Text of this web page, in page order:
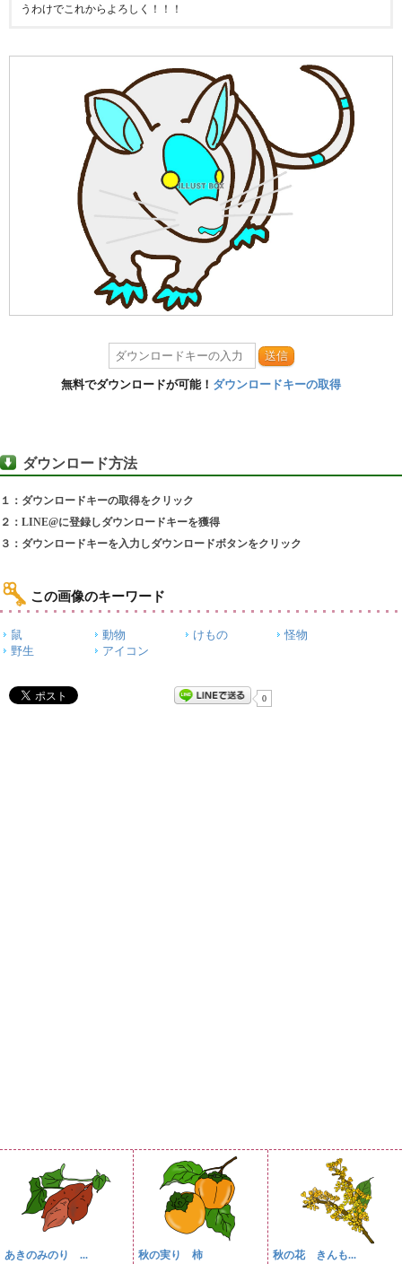
うわけでこれからよろしく！！！
送信
無料でダウンロードが可能！ ダウンロードキーの取得
ダウンロード方法
１：ダウンロードキーの取得をクリック
２：LINE@に登録しダウンロードキーを獲得
３：ダウンロードキーを入力しダウンロードボタンをクリック
この画像のキーワード
鼠 動物 けもの
怪物
野生
アイコン
0
あきのみのり ... 秋の実り 柿 秋の花 きんも...